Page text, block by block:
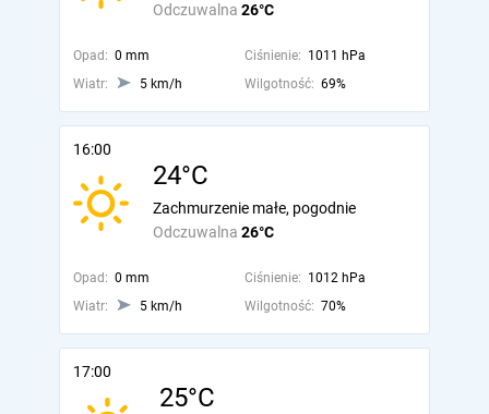
Odczuwalna 26°C
Opad: 0 mm Ciśnienie: 1011 hPa
Wiatr:
5 km/h Wilgotność: 69%
16:00
24°C
Odczuwalna 26°C
Zachmurzenie małe, pogodnie
Opad: 0 mm Ciśnienie: 1012 hPa
Wiatr:
5 km/h Wilgotność: 70%
17:00
25°C